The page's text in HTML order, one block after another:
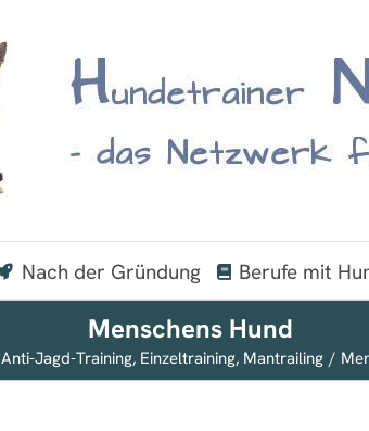
Nach der Gründung Berufe mit
Menschens Hund
Anti-Jagd-Training Einzeltraining Mantrailing